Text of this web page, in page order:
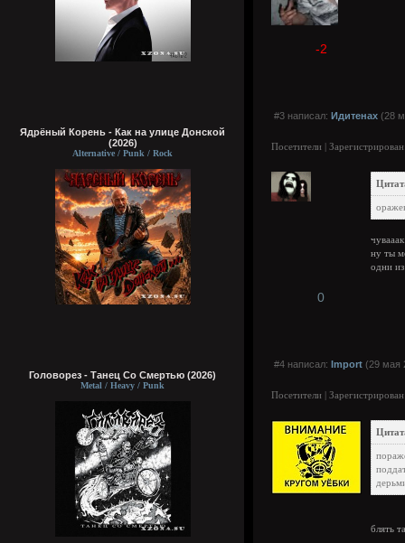
Ядрёный Корень - Как на улице Донской
(2026)
Alternative / Punk / Rock
Головорез - Tанец Со Смертью (2026)
Metal / Heavy / Punk
-2
#3 написал: Идитенах (28
Посетители |
ну ты
одни
0
#4 написал: Import (29 мая
Посетители |
блять